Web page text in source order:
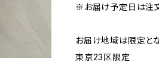
※お届け予定日は注
お届け地域は限定とな
東京23区限定